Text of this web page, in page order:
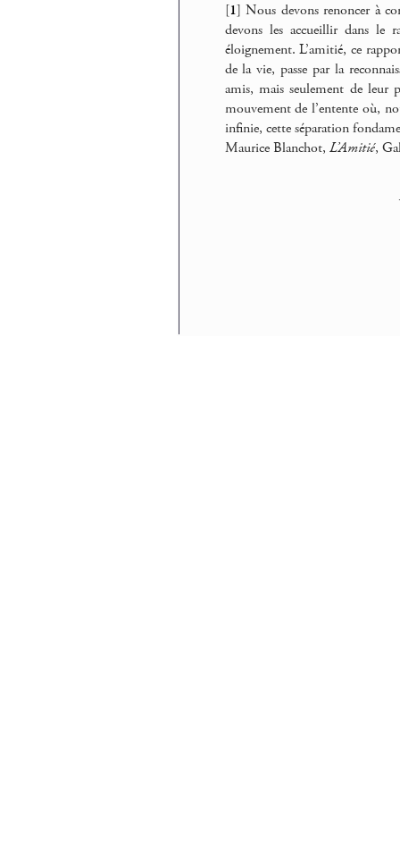
[1]Nous devons renoncer à
devons les accueillir dans le
éloignement. L’amitié, ce
de la vie, passe par la
amis, mais seulement de leur
mouvement de l’entente où,
infinie, cette séparation
Maurice Blanchot, L’Amitié,